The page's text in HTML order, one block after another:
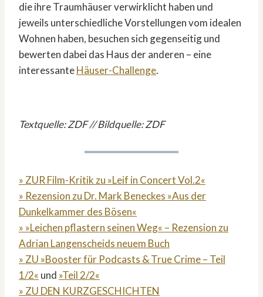
die ihre Traumhäuser verwirklicht haben und
jeweils unterschiedliche Vorstellungen vom idealen
Wohnen haben, besuchen sich gegenseitig und
bewerten dabei das Haus der anderen – eine
interessanteHäuser-Challenge.
Textquelle: ZDF // Bildquelle: ZDF
» ZUR Film-Kritik zu »Leif in Concert Vol.2«
» Rezension zu Dr. Mark Beneckes »Aus der
Dunkelkammer des Bösen«
» »Leichen pflastern seinen Weg« – Rezension zu
Adrian Langenscheids neuem Buch
» ZU »Booster für Podcasts & True Crime – Teil
1/2« und »Teil 2/2«
» ZU DEN KURZGESCHICHTEN